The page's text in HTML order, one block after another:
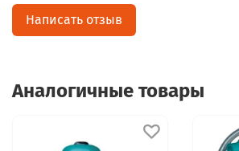
Написать отзыв
Аналогичные товары